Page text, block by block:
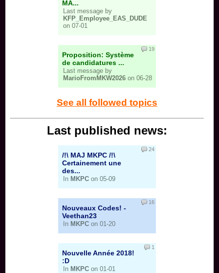
MA...
Last message by
KFP_Employee_EAS_DUDE
on 07-01
Proposition: Système
de candidatures ...
Last message by
MarioFromMKW2026 on 06-28
19
See all followed topics
Last published news:
/!\ MAJ MKPC /!\
Certainement une
des...
In MKPC on 05-09
24
Nouveaux Codes! -
Veethan23
In MKPC on 01-20
16
Nouvelle Année 2018!
:D
In MKPC on 01-01
1